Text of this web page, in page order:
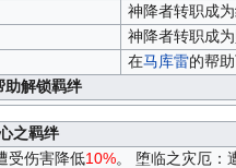
神降者转职成
神降者转职成
在马库雷的帮
助解锁羁绊
之羁绊
受伤害降低10%。 堕临之灾厄：